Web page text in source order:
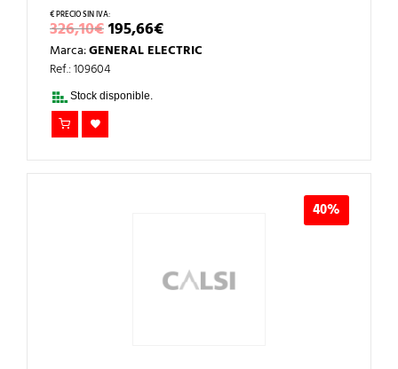
326,10€EL
PRECIO
ORIGINAL
ERA:326,10€.
195,66€EL
PRECIO
ACTUAL
Marca:GENERAL ELECTRIC
Ref.: 109604
Stock disponible.
40%